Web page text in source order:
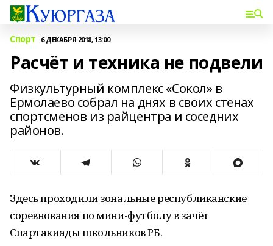
Спорт 6 ДЕКАБРЯ 2018, 13:00
Расчёт и техника не подвели
Физкультурный комплекс «Сокол» в
Ермолаево собрал на днях в своих стенах
спортсменов из райцентра и соседних
районов.
Здесь проходили зональные республиканские
соревнования по мини-футболу в зачёт
Спартакиады школьников РБ.